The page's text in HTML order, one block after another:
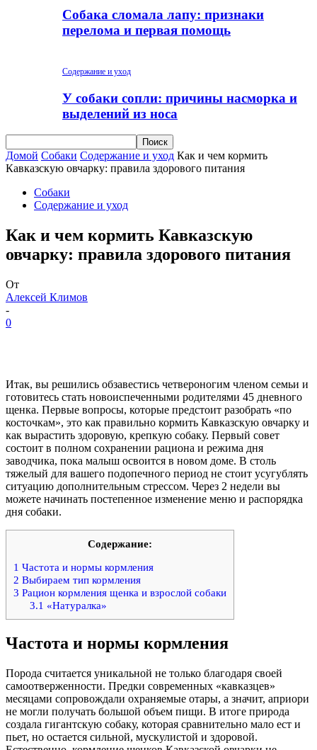
Собака сломала лапу: признаки
перелома и первая помощь
Содержание и уход
У собаки сопли: причины насморка и
выделений из носа
Домой Собаки Содержание и уход Как и чем кормить
Кавказскую овчарку: правила здорового питания
Собаки
Содержание и уход
Как и чем кормить Кавказскую
овчарку: правила здорового питания
От
Алексей Климов
-
0
Итак, вы решились обзавестись четвероногим членом семьи и
готовитесь стать новоиспеченными родителями 45 дневного
щенка. Первые вопросы, которые предстоит разобрать «по
косточкам», это как правильно кормить Кавказскую овчарку и
как вырастить здоровую, крепкую собаку. Первый совет
состоит в полном сохранении рациона и режима дня
заводчика, пока малыш освоится в новом доме. В столь
тяжелый для вашего подопечного период не стоит усугублять
ситуацию дополнительным стрессом. Через 2 недели вы
можете начинать постепенное изменение меню и распорядка
дня собаки.
Содержание:
1 Частота и нормы кормления
2 Выбираем тип кормления
3 Рацион кормления щенка и взрослой собаки
3.1 «Натуралка»
Частота и нормы кормления
Порода считается уникальной не только благодаря своей
самоотверженности. Предки современных «кавказцев»
месяцами сопровождали охраняемые отары, а значит, априори
не могли получать большой объем пищи. В итоге природа
создала гигантскую собаку, которая сравнительно мало ест и
пьет, но остается сильной, мускулистой и здоровой.